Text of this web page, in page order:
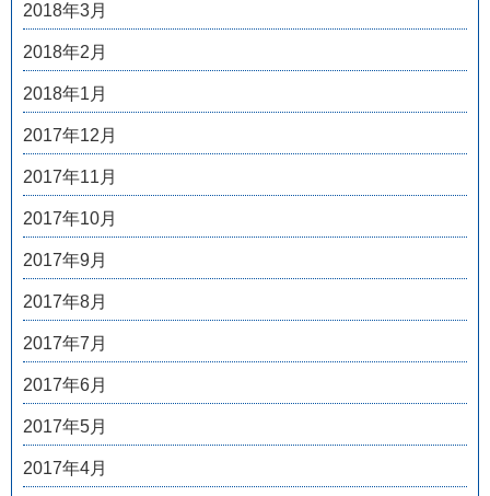
2018年3月
2018年2月
2018年1月
2017年12月
2017年11月
2017年10月
2017年9月
2017年8月
2017年7月
2017年6月
2017年5月
2017年4月